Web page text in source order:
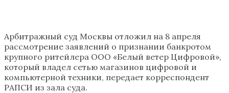
Арбитражный суд Москвы отложил на 8 апреля
рассмотрение заявлений о признании банкротом
крупного ритейлера ООО «Белый ветер Цифровой»,
который владел сетью магазинов цифровой и
компьютерной техники, передает корреспондент
РАПСИ из зала суда.